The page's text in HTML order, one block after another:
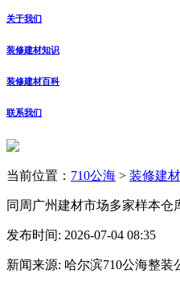
关于我们
装修建材知识
装修建材百科
联系我们
当前位置： 710公海 > 装修建
同周广州建材市场多家样本仓
发布时间: 2026-07-04 08:35
新闻来源: 哈尔滨710公海整装